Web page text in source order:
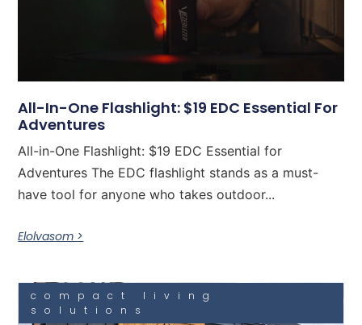
All-In-One Flashlight: $19 EDC Essential For
Adventures
All-in-One Flashlight: $19 EDC Essential for
Adventures The EDC flashlight stands as a must-
have tool for anyone who takes outdoor...
Elolvasom >
compact living
solutions